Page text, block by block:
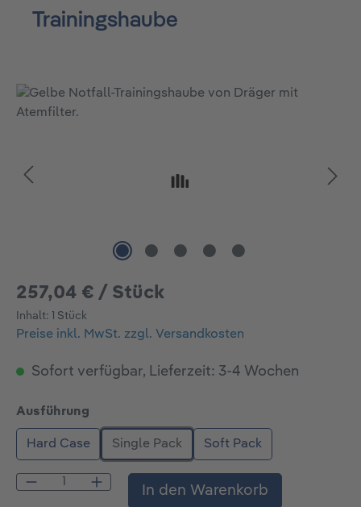
Trainingshaube
Bildergalerie überspringen
257,04 € / Stück
Inhalt: 1 Stück
Preise inkl. MwSt. zzgl. Versandkosten
Sofort verfügbar, Lieferzeit: 3-4 Wochen
Ausführung
Hard Case Single Pack Soft Pack
Produkt Anzahl: Gib den gewünschten
In den Warenkorb